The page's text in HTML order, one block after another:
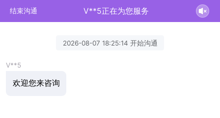
结束沟通 V**5正在为您服务
2026-08-07 18:25:14 开始沟通
V**5
欢迎您来咨询